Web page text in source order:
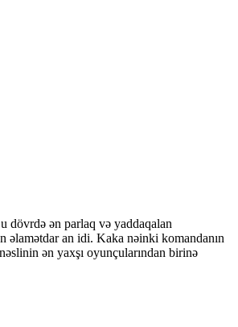
dövrdə ən parlaq və yaddaqalan
an idi. Kaka nəinki komandanın
ən yaxşı oyunçularından birinə